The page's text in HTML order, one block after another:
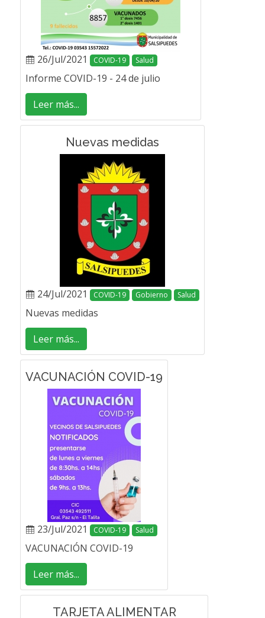
26/Jul/2021 COVID-19 Salud
Informe COVID-19 - 24 de julio
Leer más...
Nuevas medidas
24/Jul/2021 COVID-19 Gobierno Salud
Nuevas medidas
Leer más...
VACUNACIÓN COVID-19
23/Jul/2021 COVID-19 Salud
VACUNACIÓN COVID-19
Leer más...
TARJETA ALIMENTAR